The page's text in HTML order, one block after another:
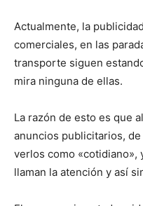
Actualmente, la
comerciales, en las
transporte siguen
mira ninguna de ellas.
La razón de esto es que
anuncios publicitarios,
verlos como «cotidiano»,
llaman la atención y así